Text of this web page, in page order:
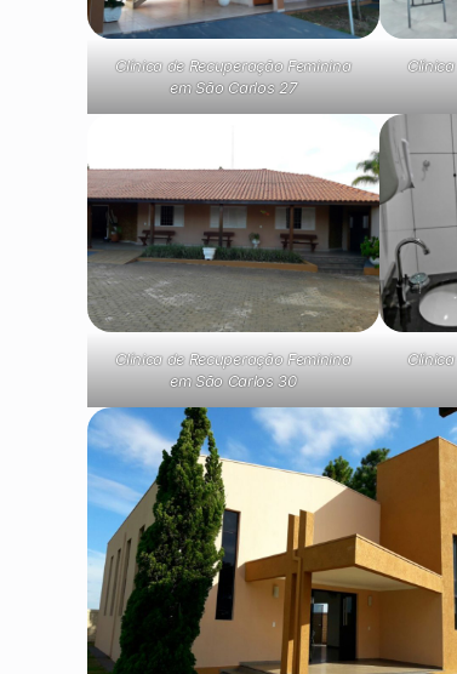
Clínica de Recuperação Feminina
em São Carlos 27
Clínica de Recuperação Feminina
em São Carlos 30